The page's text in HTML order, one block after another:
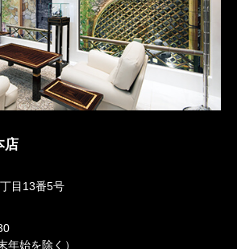
店
目13番5号
年始を除く）